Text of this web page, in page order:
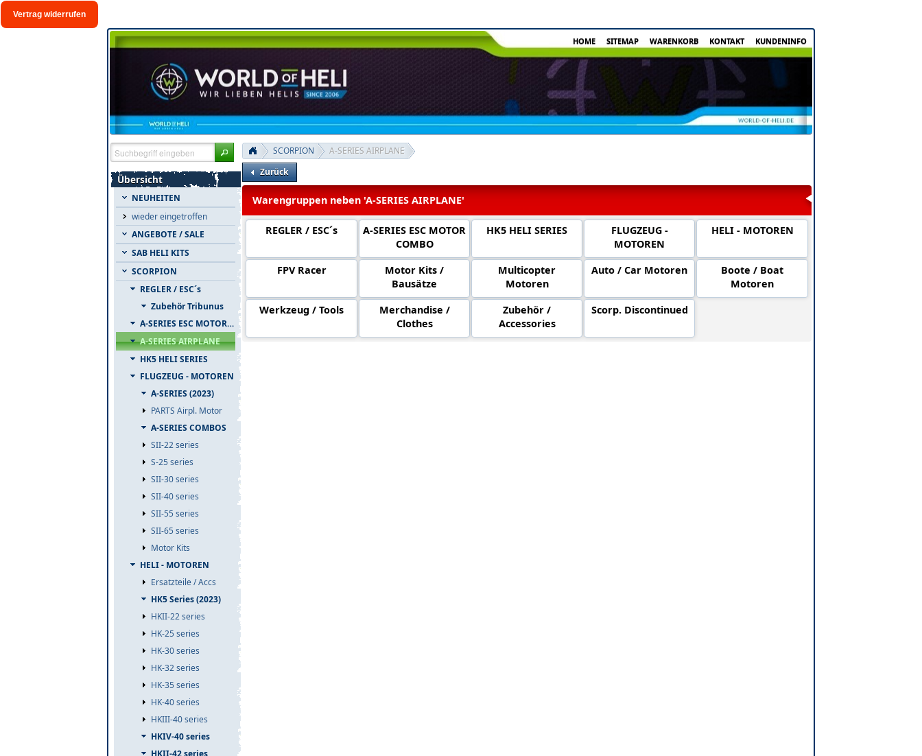
Vertrag widerrufen
HOME SITEMAP WARENKORB KONTAKT KUNDENINFO
Übersicht
NEUHEITEN
wieder eingetroffen
ANGEBOTE / SALE
SAB HELI KITS
SCORPION
REGLER / ESC´s
Zubehör Tribunus
A-SERIES ESC MOTOR COMBO
A-SERIES AIRPLANE
HK5 HELI SERIES
FLUGZEUG - MOTOREN
A-SERIES (2023)
PARTS Airpl. Motor
A-SERIES COMBOS
SII-22 series
S-25 series
SII-30 series
SII-40 series
SII-55 series
SII-65 series
Motor Kits
HELI - MOTOREN
Ersatzteile / Accs
HK5 Series (2023)
HKII-22 series
HK-25 series
HK-30 series
HK-32 series
HK-35 series
HK-40 series
HKIII-40 series
HKIV-40 series
HKII-42 series
SCORPION
A-SERIES AIRPLANE
Zurück
Warengruppen neben 'A-SERIES AIRPLANE'
REGLER / ESC´s
A-SERIES ESC MOTOR
COMBO
HK5 HELI SERIES
FLUGZEUG -
MOTOREN
HELI - MOTOREN
FPV Racer
Motor Kits /
Bausätze
Multicopter
Motoren
Auto / Car Motoren
Boote / Boat
Motoren
Werkzeug / Tools
Merchandise /
Clothes
Zubehör /
Accessories
Scorp. Discontinued